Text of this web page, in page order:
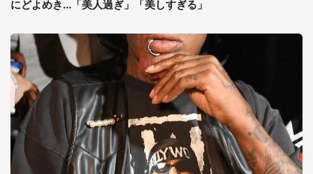
にどよめき...「美人過ぎ」「美しすぎる」